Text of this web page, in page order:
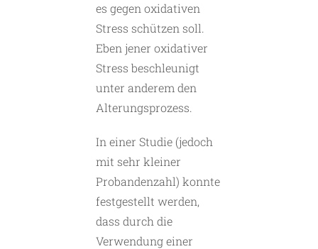
es gegen oxidativen
Stress schützen soll.
Eben jener oxidativer
Stress beschleunigt
unter anderem den
Alterungsprozess.
In einer Studie (jedoch
mit sehr kleiner
Probandenzahl) konnte
festgestellt werden,
dass durch die
Verwendung einer